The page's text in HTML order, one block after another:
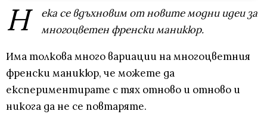
Н
ека се вдъхновим от новите модни идеи за
многоцветен френски маникюр.
Има толкова много вариации на многоцветния
френски маникюр, че можете да
експериментирате с тях отново и отново и
никога да не се повтаряте.